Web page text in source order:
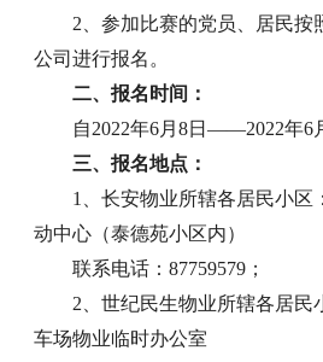
2、参加比赛的党员、居民按
公司进行报名。
二、报名时间：
自2022年6月8日——2022年6
三、报名地点：
1、长安物业所辖各居民小区
动中心（泰德苑小区内）
联系电话：87759579；
2、世纪民生物业所辖各居民
车场物业临时办公室